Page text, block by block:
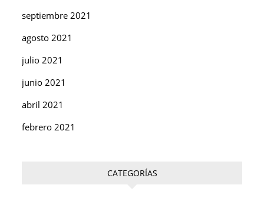
septiembre 2021
agosto 2021
julio 2021
junio 2021
abril 2021
febrero 2021
CATEGORÍAS